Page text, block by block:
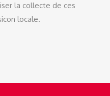
la collecte de ces
locale.